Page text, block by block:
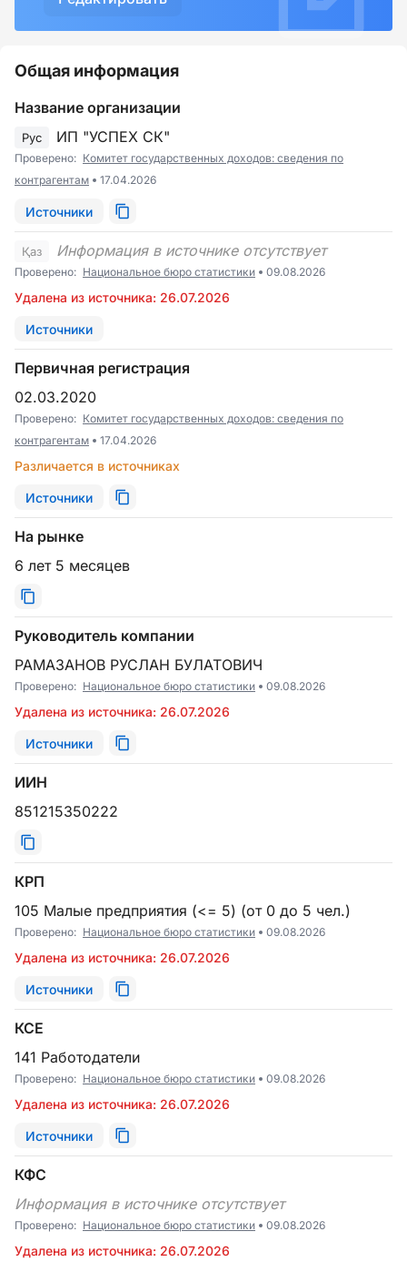
Общая информация
Название организации
Рус ИП "УСПЕХ СК"
Проверено: Комитет государственных доходов: сведения по
контрагентам
17.04.2026
Источники
Қаз Информация в источнике отсутствует
Проверено: Национальное бюро статистики 09.08.2026
Удалена из источника: 26.07.2026
Источники
Первичная регистрация
02.03.2020
Проверено: Комитет государственных доходов: сведения по
контрагентам
17.04.2026
Различается в источниках
Источники
На рынке
6 лет 5 месяцев
Руководитель компании
РАМАЗАНОВ РУСЛАН БУЛАТОВИЧ
Проверено: Национальное бюро статистики 09.08.2026
Удалена из источника: 26.07.2026
Источники
ИИН
851215350222
КРП
105 Малые предприятия (<= 5) (от 0 до 5 чел.)
Проверено: Национальное бюро статистики 09.08.2026
Удалена из источника: 26.07.2026
Источники
КСЕ
141 Работодатели
Проверено: Национальное бюро статистики 09.08.2026
Удалена из источника: 26.07.2026
Источники
КФС
Информация в источнике отсутствует
Проверено: Национальное бюро статистики 09.08.2026
Удалена из источника: 26.07.2026